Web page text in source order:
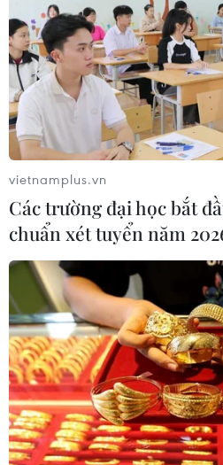
vietnamplus.vn
Các trường đại học bắt
chuẩn xét tuyển năm